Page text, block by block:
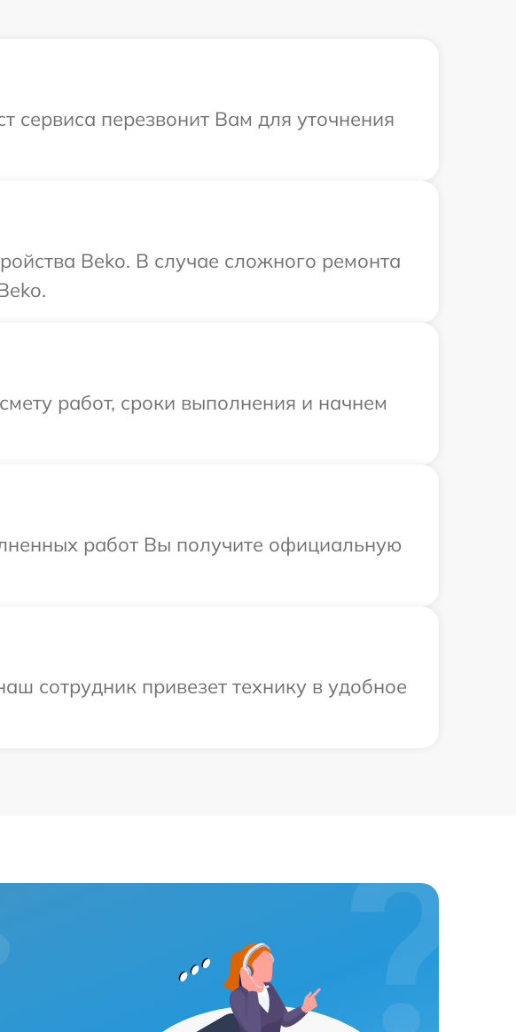
сервиса перезвонит Вам для уточнения
Beko. В случае сложного ремонта
работ, сроки выполнения и начнем
работ Вы получите официальную
сотрудник привезет технику в удобное